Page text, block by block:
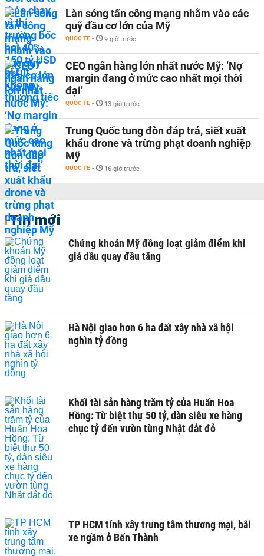
Làn sóng tấn công mạng nhằm vào các
quỹ đầu cơ lớn của Mỹ
QUỐC TẾ - 9 giờ trước
CEO ngân hàng lớn nhất nước Mỹ: ‘Nợ
margin đang ở mức cao nhất mọi thời
đại’
QUỐC TẾ - 13 giờ trước
Trung Quốc tung đòn đáp trả, siết xuất
khẩu drone và trừng phạt doanh nghiệp
Mỹ
QUỐC TẾ - 16 giờ trước
Tin mới
Chứng khoán Mỹ đồng loạt giảm điểm khi
giá dầu quay đầu tăng
Hà Nội giao hơn 6 ha đất xây nhà xã hội
nghìn tỷ đồng
Khối tài sản hàng trăm tỷ của Huấn Hoa
Hồng: Từ biệt thự 50 tỷ, dàn siêu xe hàng
chục tỷ đến vườn tùng Nhật đắt đỏ
TP HCM tính xây trung tâm thương mại, bãi
xe ngầm ở Bến Thành